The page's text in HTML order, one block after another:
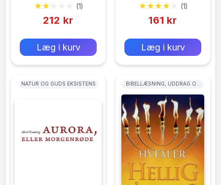
(1)
212 kr
Læg i kurv
(1)
161 kr
Læg i kurv
NATUR OG GUDS EKSISTENS
BIBELLÆSNING, UDDRAG OG